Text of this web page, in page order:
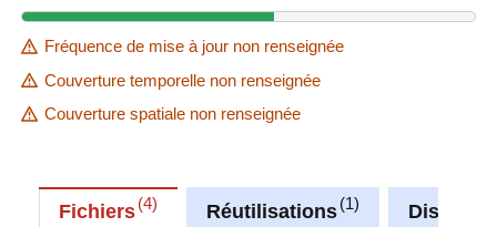
XLS
XML
HTML
Fréquence de mise à jour non renseignée
Couverture temporelle non renseignée
Couverture spatiale non renseignée
Fichiers 4 Réutilisations 1